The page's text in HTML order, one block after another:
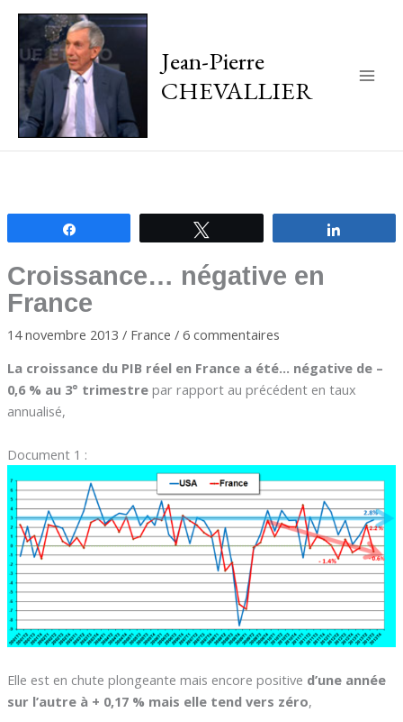
Jean-Pierre
CHEVALLIER
Croissance… négative en
France
14 novembre 2013 / France / 6 commentaires
La croissance du PIB réel en France a été… négative de –
0,6 % au 3° trimestre par rapport au précédent en taux
annualisé,
Document 1 :
Elle est en chute plongeante mais encore positive d’une année
sur l’autre à + 0,17 % mais elle tend vers zéro,